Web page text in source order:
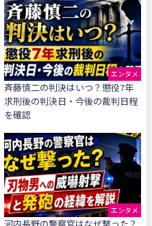
エンタメ
斉藤慎二の判決はいつ？懲役7年
求刑後の判決日・今後の裁判日程
を確認
エンタメ